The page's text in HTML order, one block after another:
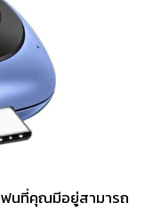
ฟนที่คุณมีอยู่สามารถ